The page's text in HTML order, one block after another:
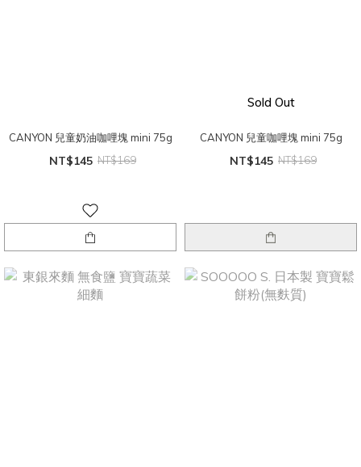
CANYON 兒童奶油咖哩塊 mini 75g
NT$145 NT$169
Sold Out
CANYON 兒童咖哩塊 mini 75g
NT$145 NT$169